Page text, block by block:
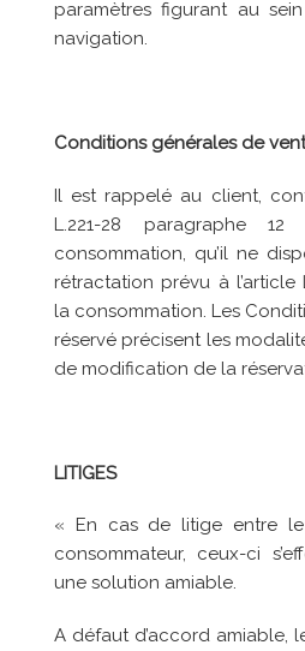
paramètres figurant au
navigation.
Conditions générales de
Il est rappelé au client,
L.221-28 paragraphe
consommation, qu’il ne
rétractation prévu à l’article
la consommation. Les
réservé précisent les
de modification de la
LITIGES
« En cas de litige entre
consommateur, ceux-ci
une solution amiable.
A défaut d’accord amiable,